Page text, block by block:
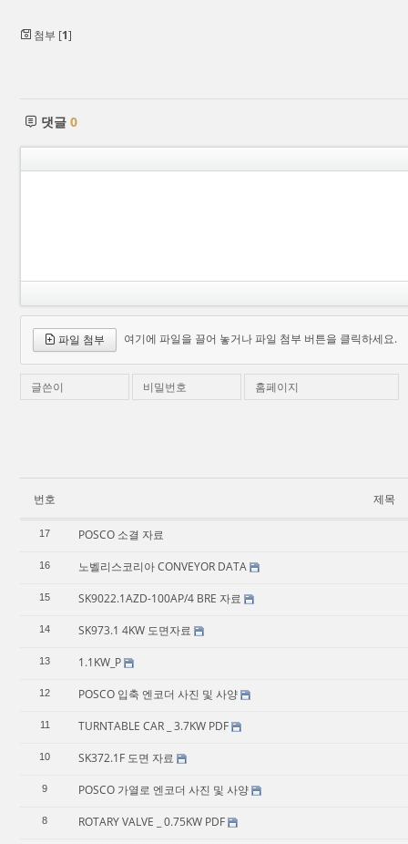
첨부 [1]
댓글 0
파일 첨부 여기에 파일을 끌어 놓거나 파일 첨부 버튼을 클릭하세요.
글쓴이 비밀번호 홈페이지
번호 제목
17 POSCO 소결 자료
16 노벨리스코리아 CONVEYOR DATA
15 SK9022.1AZD-100AP/4 BRE 자료
14 SK973.1 4KW 도면자료
13 1.1KW_P
12 POSCO 입축 엔코더 사진 및 사양
11 TURNTABLE CAR _ 3.7KW PDF
10 SK372.1F 도면 자료
9 POSCO 가열로 엔코더 사진 및 사양
8 ROTARY VALVE _ 0.75KW PDF